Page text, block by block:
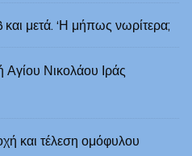
και μετά. ‘Η μήπως νωρίτερα;
Αγίου Νικολάου Ιράς
και τέλεση ομόφυλου